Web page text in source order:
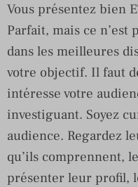
Vous présentez bien
Parfait, mais ce n’est
dans les meilleures
votre objectif. Il faut
intéresse votre
investiguant. Soyez
audience. Regardez
qu’ils comprennent,
présenter leur profil,